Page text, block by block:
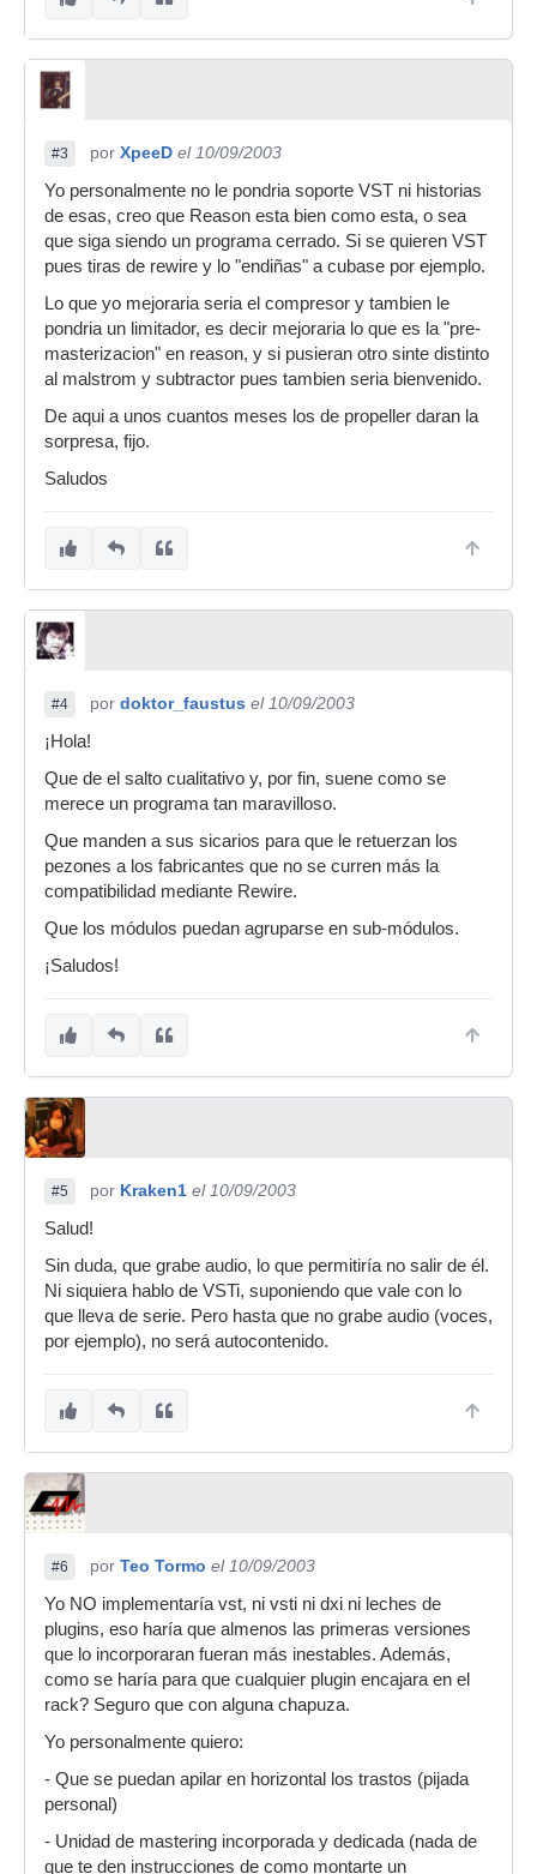
#3 por XpeeD el 10/09/2003
Yo personalmente no le pondria soporte VST ni historias
de esas, creo que Reason esta bien como esta, o sea
que siga siendo un programa cerrado. Si se quieren VST
pues tiras de rewire y lo "endiñas" a cubase por ejemplo.
Lo que yo mejoraria seria el compresor y tambien le
pondria un limitador, es decir mejoraria lo que es la "pre-
masterizacion" en reason, y si pusieran otro sinte distinto
al malstrom y subtractor pues tambien seria bienvenido.
De aqui a unos cuantos meses los de propeller daran la
sorpresa, fijo.
Saludos
#4 por doktor_faustus el 10/09/2003
¡Hola!
Que de el salto cualitativo y, por fin, suene como se
merece un programa tan maravilloso.
Que manden a sus sicarios para que le retuerzan los
pezones a los fabricantes que no se curren más la
compatibilidad mediante Rewire.
Que los módulos puedan agruparse en sub-módulos.
¡Saludos!
#5 por Kraken1 el 10/09/2003
Salud!
Sin duda, que grabe audio, lo que permitiría no salir de él.
Ni siquiera hablo de VSTi, suponiendo que vale con lo
que lleva de serie. Pero hasta que no grabe audio (voces,
por ejemplo), no será autocontenido.
#6 por Teo Tormo el 10/09/2003
Yo NO implementaría vst, ni vsti ni dxi ni leches de
plugins, eso haría que almenos las primeras versiones
que lo incorporaran fueran más inestables. Además,
como se haría para que cualquier plugin encajara en el
rack? Seguro que con alguna chapuza.
Yo personalmente quiero:
- Que se puedan apilar en horizontal los trastos (pijada
personal)
- Unidad de mastering incorporada y dedicada (nada de
que te den instrucciones de como montarte un